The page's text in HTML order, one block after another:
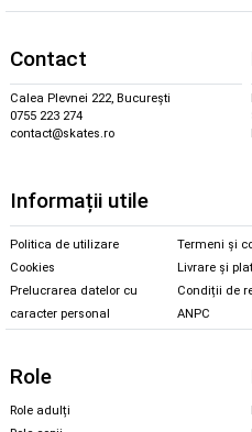
Contact
Calea Plevnei 222, București
0755 223 274
contact@skates.ro
Informații utile
Politica de utilizare
Cookies
Prelucrarea datelor cu
caracter personal
Termeni și
Livrare și
Condiții de
ANPC
Role
Role adulți